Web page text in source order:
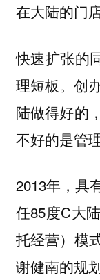
在大陆的门
快速扩张的
理短板。创
陆做得好的
不好的是管
2013年，具
任85度C大
托经营）模
谢健南的规